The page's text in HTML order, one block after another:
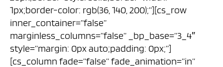
1px;border-color: rgb(36, 140, 200);”][cs_row
inner_container=”false”
marginless_columns=”false” _bp_base=”3_4″
style=”margin: 0px auto;padding: 0px;”]
[cs_column fade=”false” fade_animation=”in”